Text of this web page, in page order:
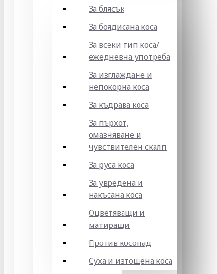
За блясък
За боядисана коса
За всеки тип коса/
ежедневна употреба
За изглаждане и
непокорна коса
За къдрава коса
За пърхот,
омазняване и
чувствителен скалп
За руса коса
За увредена и
накъсана коса
Оцветяващи и
матиращи
Против косопад
Суха и изтощена коса